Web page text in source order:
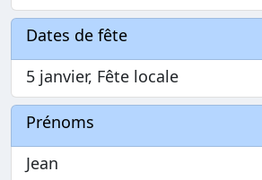
Dates de fête
5 janvier, Fête locale
Prénoms
Jean